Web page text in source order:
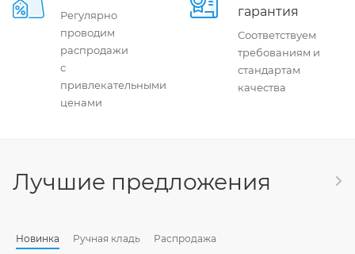
Регулярно
проводим
распродажи
с
привлекательными
ценами
гарантия
Соответствуем
требованиям и
стандартам
качества
Лучшие предложения
Новинка Ручная кладь Распродажа